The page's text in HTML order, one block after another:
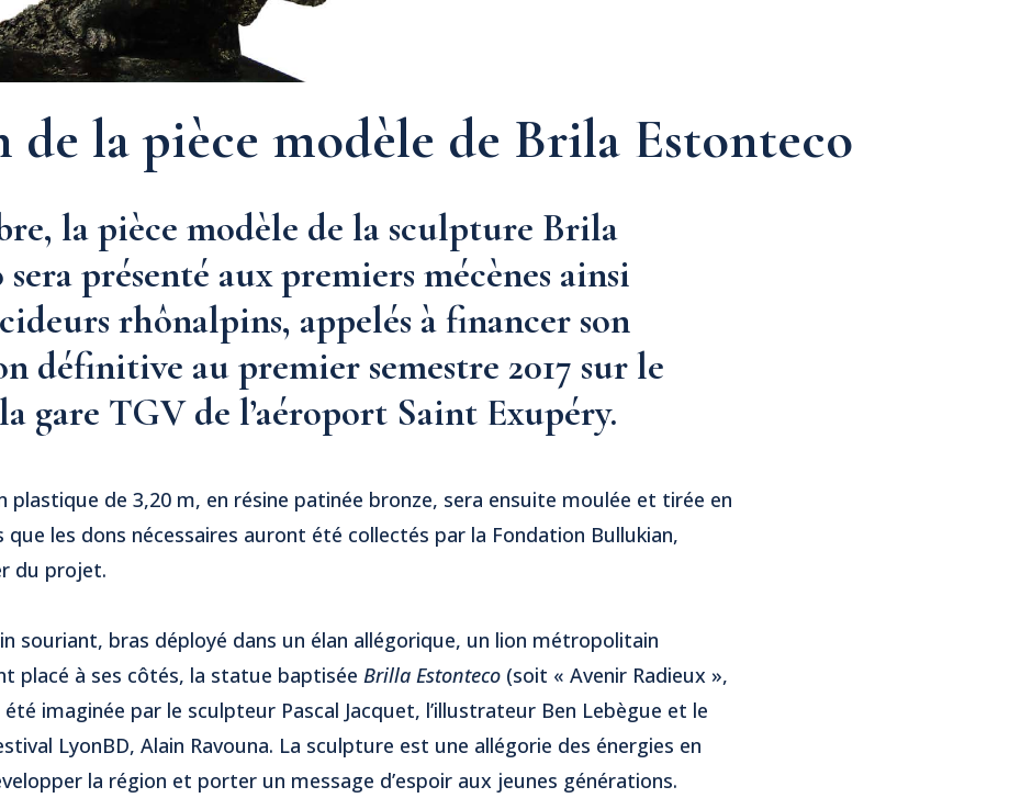
de la pièce modèle de Brila Estonteco
la pièce modèle de la sculpture Brila
présenté aux premiers mécènes ainsi
rhônalpins, appelés à financer son
définitive au premier semestre 2017 sur le
gare TGV de l’aéroport Saint Exupéry.
plastique de 3,20 m, en résine patinée bronze, sera ensuite moulée et tirée en
que les dons nécessaires auront été collectés par la Fondation Bullukian,
du projet.
souriant, bras déployé dans un élan allégorique, un lion métropolitain
placé à ses côtés, la statue baptisée Brilla Estonteco (soit « Avenir Radieux »,
imaginée par le sculpteur Pascal Jacquet, l’illustrateur Ben Lebègue et le
LyonBD, Alain Ravouna. La sculpture est une allégorie des énergies en
la région et porter un message d’espoir aux jeunes générations.